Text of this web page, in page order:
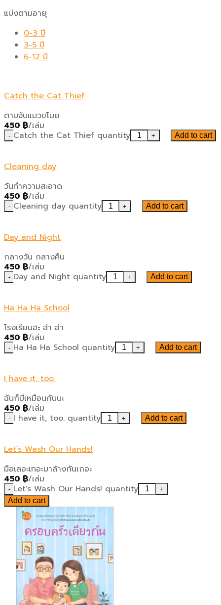
แบ่งตามอายุ
0-3 ปี
3-5 ปี
6-12 ปี
Catch the Cat Thief
ตามจับแมวขโมย
450 ฿/เล่ม
Catch the Cat Thief quantity
Add to cart
Cleaning day
วันทำความสะอาด
450 ฿/เล่ม
Cleaning day quantity
Add to cart
Day and Night
กลางวัน กลางคืน
450 ฿/เล่ม
Day and Night quantity
Add to cart
Ha Ha Ha School
โรงเรียนฮะ ฮ่า ฮ่า
450 ฿/เล่ม
Ha Ha Ha School quantity
Add to cart
I have it, too.
ฉันก็มีเหมือนกันนะ
450 ฿/เล่ม
I have it, too. quantity
Add to cart
Let’s Wash Our Hands!
มือเลอะเทอะมาล้างกันเถอะ
450 ฿/เล่ม
Let's Wash Our Hands! quantity
Add to cart